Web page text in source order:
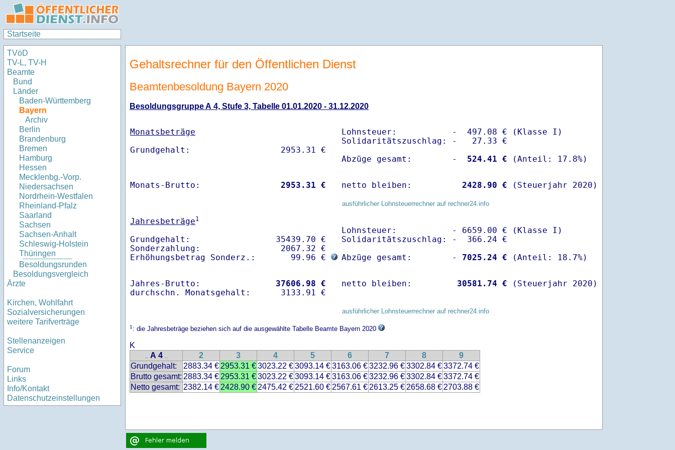
Startseite
TVöD
TV-L, TV-H
Beamte
Bund
Länder
Baden-Württemberg
Bayern
Archiv
Berlin
Brandenburg
Bremen
Hamburg
Hessen
Mecklenbg.-Vorp.
Niedersachsen
Nordrhein-Westfalen
Rheinland-Pfalz
Saarland
Sachsen
Sachsen-Anhalt
Schleswig-Holstein
Thüringen
Besoldungsrunden
Besoldungsvergleich
Ärzte
Kirchen, Wohlfahrt
Sozialversicherungen
weitere Tarifverträge
Stellenanzeigen
Service
Forum
Links
Info/Kontakt
Datenschutzeinstellungen
Gehaltsrechner für den Öffentlichen Dienst
Beamtenbesoldung Bayern 2020
Besoldungsgruppe A 4, Stufe 3, Tabelle 01.01.2020 - 31.12.2020
Monatsbeträge
Lohnsteuer:           -  497.08 € (Klasse I)
Solidaritätszuschlag: -   27.33 €
Abzüge gesamt:        -
  524.41 €
Monats-Brutto: 2953.31 € netto bleiben: 2428.90 € (Steuerjahr 2020)
ausführlicher Lohnsteuerrechner auf rechner24.info
Jahresbeträge1
Grundgehalt:                 35439.70 €
Sonderzahlung:                2067.32 €
Erhöhungsbetrag Sonderz.:       99.96 €
Lohnsteuer:           - 6659.00 € (Klasse I)
Solidaritätszuschlag: -  366.24 €
Abzüge gesamt:        -
7025.24 €
Jahres-Brutto: 37606.98 €
netto bleiben: 30581.74 € (Steuerjahr 2020)
ausführlicher Lohnsteuerrechner auf rechner24.info
1: die Jahresbeträge beziehen sich auf die ausgewählte Tabelle Beamte Bayern 2020
K
.. A 4 .. 2 3 4 5 6 7 8
9
Grundgehalt:
2883.34 € 2953.31 €3023.22 €3093.14 €3163.06 €3232.96 €3302.84 €3372.74 €
Brutto gesamt: 2883.34 € 2953.31 €3023.22 €3093.14 €3163.06 €3232.96 €3302.84 €3372.74 €
Netto gesamt: 2382.14 € 2428.90 € 2475.42 € 2521.60 € 2567.61 € 2613.25 € 2658.68 € 2703.88 €